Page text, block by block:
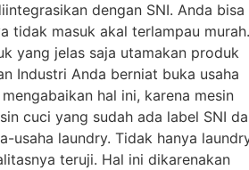
dengan SNI. Anda bisa
tidak masuk akal terlampau murah.
yang jelas saja utamakan produk
Industri Anda berniat buka usaha
hal ini, karena mesin
cuci yang sudah ada label SNI
usaha laundry. Tidak hanya
teruji. Hal ini dikarenakan